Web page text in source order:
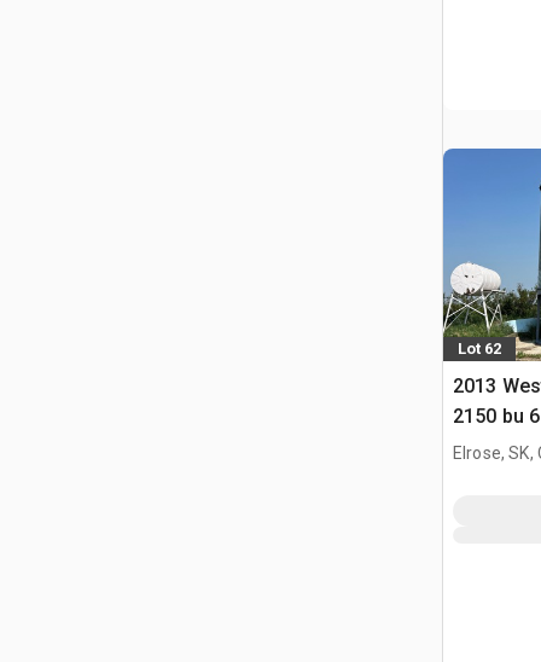
Lot 62
2013
2150 bu
Elrose, SK,